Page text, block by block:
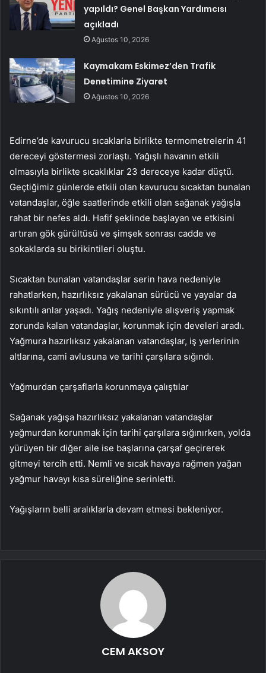
yapıldı? Genel Başkan Yardımcısı
açıkladı
Ağustos 10, 2026
Kaymakam Eskimez’den Trafik
Denetimine Ziyaret
Ağustos 10, 2026
Edirne’de kavurucu sıcaklarla birlikte termometrelerin 41
dereceyi göstermesi zorlaştı. Yağışlı havanın etkili
olmasıyla birlikte sıcaklıklar 23 dereceye kadar düştü.
Geçtiğimiz günlerde etkili olan kavurucu sıcaktan bunalan
vatandaşlar, öğle saatlerinde etkili olan sağanak yağışla
rahat bir nefes aldı. Hafif şeklinde başlayan ve etkisini
artıran gök gürültüsü ve şimşek sonrası cadde ve
sokaklarda su birikintileri oluştu.
Sıcaktan bunalan vatandaşlar serin hava nedeniyle
rahatlarken, hazırlıksız yakalanan sürücü ve yayalar da
sıkıntılı anlar yaşadı. Yağış nedeniyle alışveriş yapmak
zorunda kalan vatandaşlar, korunmak için develeri aradı.
Yağmura hazırlıksız yakalanan vatandaşlar, iş yerlerinin
altlarına, cami avlusuna ve tarihi çarşılara sığındı.
Yağmurdan çarşaflarla korunmaya çalıştılar
Sağanak yağışa hazırlıksız yakalanan vatandaşlar
yağmurdan korunmak için tarihi çarşılara sığınırken, yolda
yürüyen bir diğer aile ise başlarına çarşaf geçirerek
gitmeyi tercih etti. Nemli ve sıcak havaya rağmen yağan
yağmur havayı kısa süreliğine serinletti.
Yağışların belli aralıklarla devam etmesi bekleniyor.
CEM AKSOY